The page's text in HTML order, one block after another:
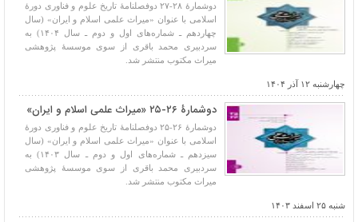
دوشمارۀ ۲۸-۲۷ دوفصلنامۀ تاریخ علوم و فناوری دورۀ
اسلامی با عنوان «میراث علمی اسلام و ایران» (سال
چهاردهم ـ شماره‌های اول و دوم ـ سال ۱۴۰۴) به
سردبیری محمد باقری از سوی موسسۀ پژوهشی
میراث مکتوب منتشر شد.
چهارشنبه ۱۲ آذر ۱۴۰۴
دوشمارۀ ۲۶-۲۵ «میراث علمی اسلام و ایران»
دوشمارۀ ۲۶-۲۵ دوفصلنامۀ تاریخ علوم و فناوری دورۀ
اسلامی با عنوان «میراث علمی اسلام و ایران» (سال
سیزدهم ـ شماره‌های اول و دوم ـ سال ۱۴۰۳) به
سردبیری محمد باقری از سوی موسسۀ پژوهشی
میراث مکتوب منتشر شد.
شنبه ۲۵ اسفند ۱۴۰۳